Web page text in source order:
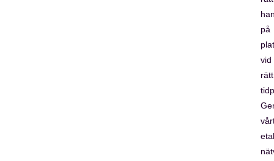
på
vid
rätt